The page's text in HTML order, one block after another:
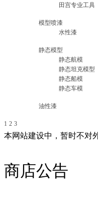
田宫专业工具
模型喷漆
水性漆
静态模型
静态航模
静态坦克模型
静态船模
静态车模
油性漆
1 2 3
本网站建设中，暂时不对
商店公告